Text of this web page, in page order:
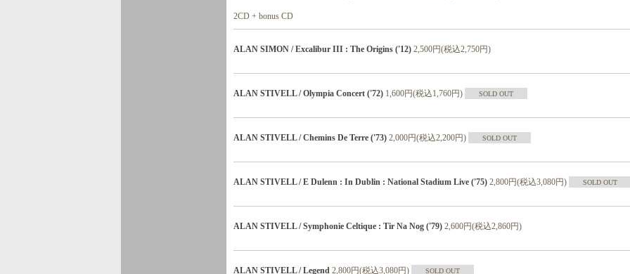
2CD + bonus CD
ALAN SIMON / Excalibur III : The Origins ('12) 2,500円(税込2,750円)
ALAN STIVELL / Olympia Concert ('72) 1,600円(税込1,760円) SOLD OUT
ALAN STIVELL / Chemins De Terre ('73) 2,000円(税込2,200円) SOLD OUT
ALAN STIVELL / E Dulenn : In Dublin : National Stadium Live ('75) 2,800円(税込3,080円) SOLD OUT
ALAN STIVELL / Symphonie Celtique : Tir Na Nog ('79) 2,600円(税込2,860円)
ALAN STIVELL / Legend 2,800円(税込3,080円) SOLD OUT